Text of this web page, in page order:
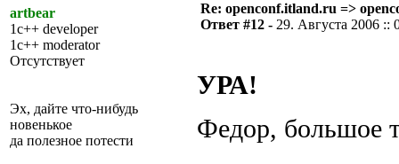
artbear
1c++ developer
1c++ moderator
Отсутствует
Эх, дайте что-нибудь
новенькое
да полезное потести
Re: openconf.itland.ru =>
Ответ #12 - 29. Августа 2006 ::
УРА!
Федор, большое